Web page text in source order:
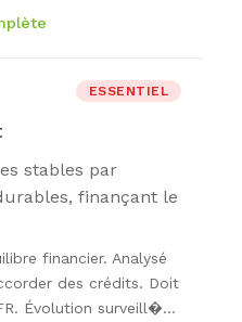
ESSENTIEL
stables par
finançant le
financier. Analysé
des crédits. Doit
Évolution surveill�...